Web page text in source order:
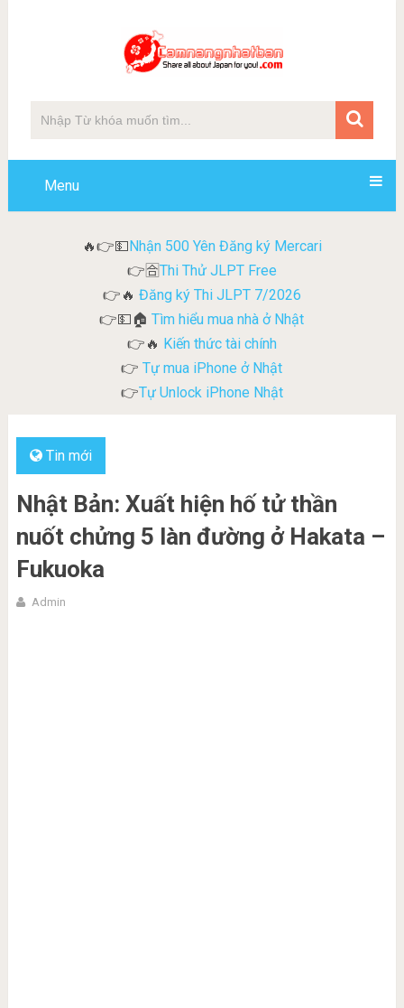
Menu
🔥👉💵Nhận 500 Yên Đăng ký Mercari
👉🈴Thi Thử JLPT Free
👉🔥 Đăng ký Thi JLPT 7/2026
👉💵🏠Tìm hiểu mua nhà ở Nhật
👉🔥 Kiến thức tài chính
👉 Tự mua iPhone ở Nhật
👉Tự Unlock iPhone Nhật
Tin mới
Nhật Bản: Xuất hiện hố tử thần
nuốt chửng 5 làn đường ở Hakata –
Fukuoka
Admin